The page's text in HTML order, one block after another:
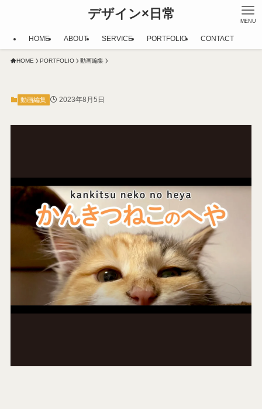
デザイン×日常 MENU
HOME ABOUT SERVICE PORTFOLIO CONTACT
HOME PORTFOLIO 動画編集
動画編集 2023年8月5日